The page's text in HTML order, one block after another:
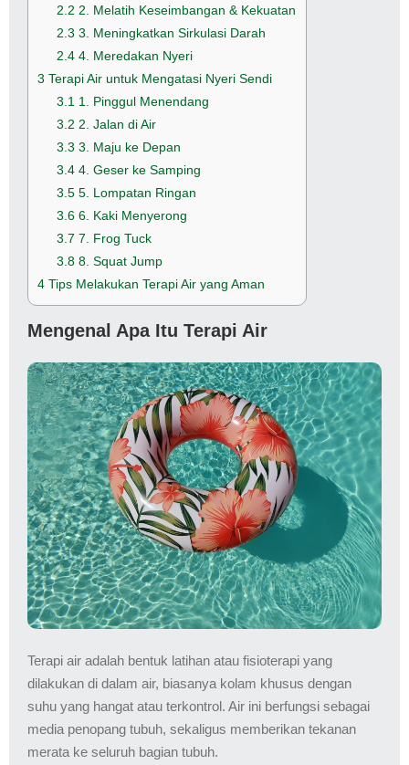
2.2 2. Melatih Keseimbangan & Kekuatan
2.3 3. Meningkatkan Sirkulasi Darah
2.4 4. Meredakan Nyeri
3 Terapi Air untuk Mengatasi Nyeri Sendi
3.1 1. Pinggul Menendang
3.2 2. Jalan di Air
3.3 3. Maju ke Depan
3.4 4. Geser ke Samping
3.5 5. Lompatan Ringan
3.6 6. Kaki Menyerong
3.7 7. Frog Tuck
3.8 8. Squat Jump
4 Tips Melakukan Terapi Air yang Aman
Mengenal Apa Itu Terapi Air
Terapi air adalah bentuk latihan atau fisioterapi yang
dilakukan di dalam air, biasanya kolam khusus dengan
suhu yang hangat atau terkontrol. Air ini berfungsi sebagai
media penopang tubuh, sekaligus memberikan tekanan
merata ke seluruh bagian tubuh.